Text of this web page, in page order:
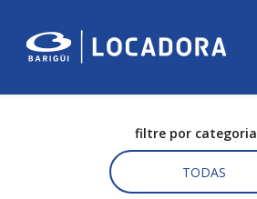
filtre por categoria
TODAS